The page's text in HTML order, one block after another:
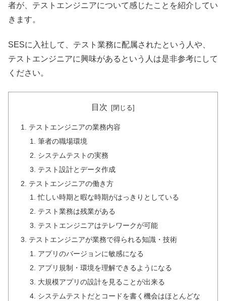
者が、テストエンジニアについて感じたことを紹介してい
きます。
SESに入社して、テスト業務に配属されたという人や、
テストエンジニアに興味があるという人は是非参考にして
ください。
目次
テストエンジニアの業務内容
筆者の職場環境
システムテストの実務
テスト設計とデータ作成
テストエンジニアの働き方
忙しい時期と暇な時期がはっきりとしている
テスト業務は残業がある
テストエンジニアはテレワークが可能
テストエンジニアが業務で得られる知識・技術
アプリのバージョンに敏感になる
アプリ規制・環境を理解できるようになる
大規模アプリの設計を見ることが出来る
システムテストだとコードを書く機会はほとんどな